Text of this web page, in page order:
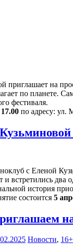
приглашает на
по планете.
фестиваля.
17.00 по адресу: ул.
с Еленой
и встретились
история
состоится 5
Новости, 16+